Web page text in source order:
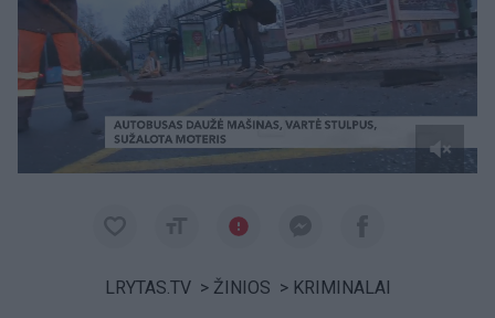
LRYTAS.TV > ŽINIOS > KRIMINALAI